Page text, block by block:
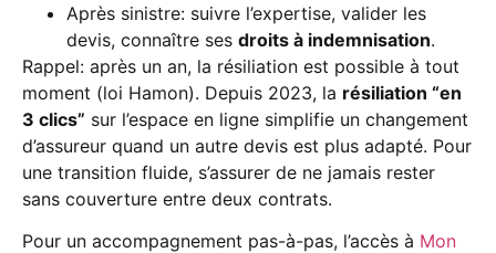
Après sinistre: suivre l’expertise, valider les
devis, connaître ses droits à indemnisation.
Rappel: après un an, la résiliation est possible à tout
moment (loi Hamon). Depuis 2023, la résiliation “en
3 clics” sur l’espace en ligne simplifie un changement
d’assureur quand un autre devis est plus adapté. Pour
une transition fluide, s’assurer de ne jamais rester
sans couverture entre deux contrats.
Pour un accompagnement pas-à-pas, l’accès à Mon